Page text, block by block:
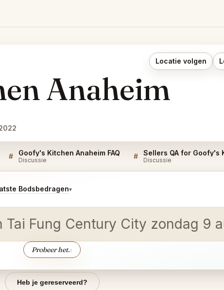
Locatie volgen
Anaheim
# Goofy's Kitchen Anaheim FAQ
Discussie # Discussie
Bodsbedragen▾
Fung Century City zondag 9
Probeer het.↑
Heb je gereserveerd?